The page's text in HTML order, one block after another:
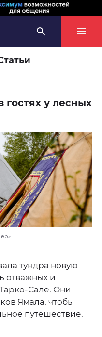
гостях у лесных
тундра новую
отважных и
Сале. Они
Ямала, чтобы
путешествие.